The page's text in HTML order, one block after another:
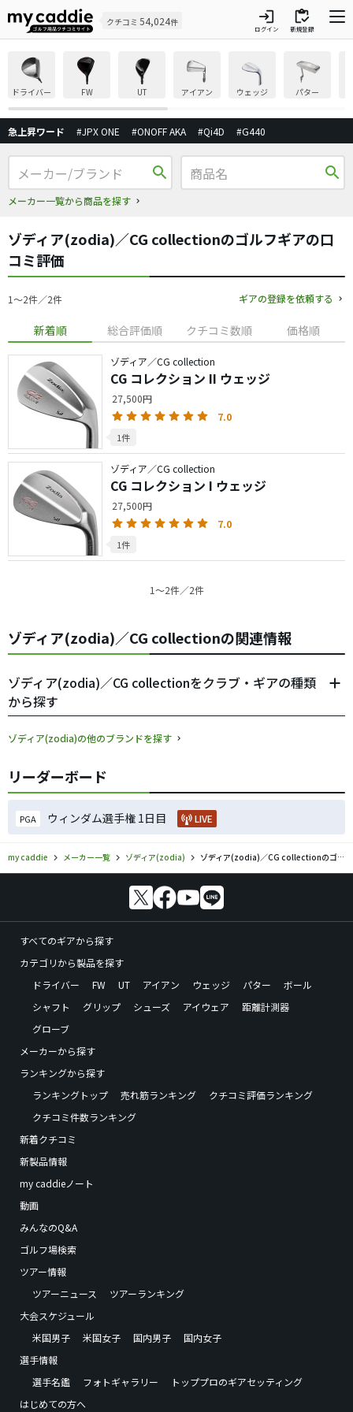
クチコミ 54,024件 login
ログイン
inventory
新規登録
ドライバー FW UT アイアン ウェッジ パター
急上昇ワード #JPX ONE #ONOFF AKA #Qi4D #G440
search
メーカー一覧から商品を探す
search
ゾディア(zodia)／CG collectionのゴルフギアの口
コミ評価
1〜2件／2件 ギアの登録を依頼する
新着順 総合評価順 クチコミ数順 価格順
ゾディア／CG collection
CG コレクション II ウェッジ
27,500円
7.0
1件
ゾディア／CG collection
CG コレクション I ウェッジ
27,500円
7.0
1件
1〜2件／2件
ゾディア(zodia)／CG collectionの関連情報
ゾディア(zodia)／CG collectionをクラブ・ギアの種類
から探す
ゾディア(zodia)の他のブランドを探す
リーダーボード
PGA ウィンダム選手権 1日目 LIVE
my caddie メーカー一覧 ゾディア(zodia) ゾディア(zodia)／CG collectionのゴルフギアの口コミ評価
すべてのギアから探す
カテゴリから製品を探す
ドライバー
FW UT アイアン ウェッジ パター
ボール
シャフト
グリップ シューズ アイウェア
距離計測器
グローブ
メーカーから探す
ランキングから探す
ランキングトップ
売れ筋ランキング
クチコミ評価ランキング
クチコミ件数ランキング
新着クチコミ
新製品情報
my caddieノート
動画
みんなのQ&A
ゴルフ場検索
ツアー情報
ツアーニュース
ツアーランキング
大会スケジュール
米国男子
米国女子 国内男子
国内女子
選手情報
選手名鑑
フォトギャラリー
トッププロのギアセッティング
はじめての方へ